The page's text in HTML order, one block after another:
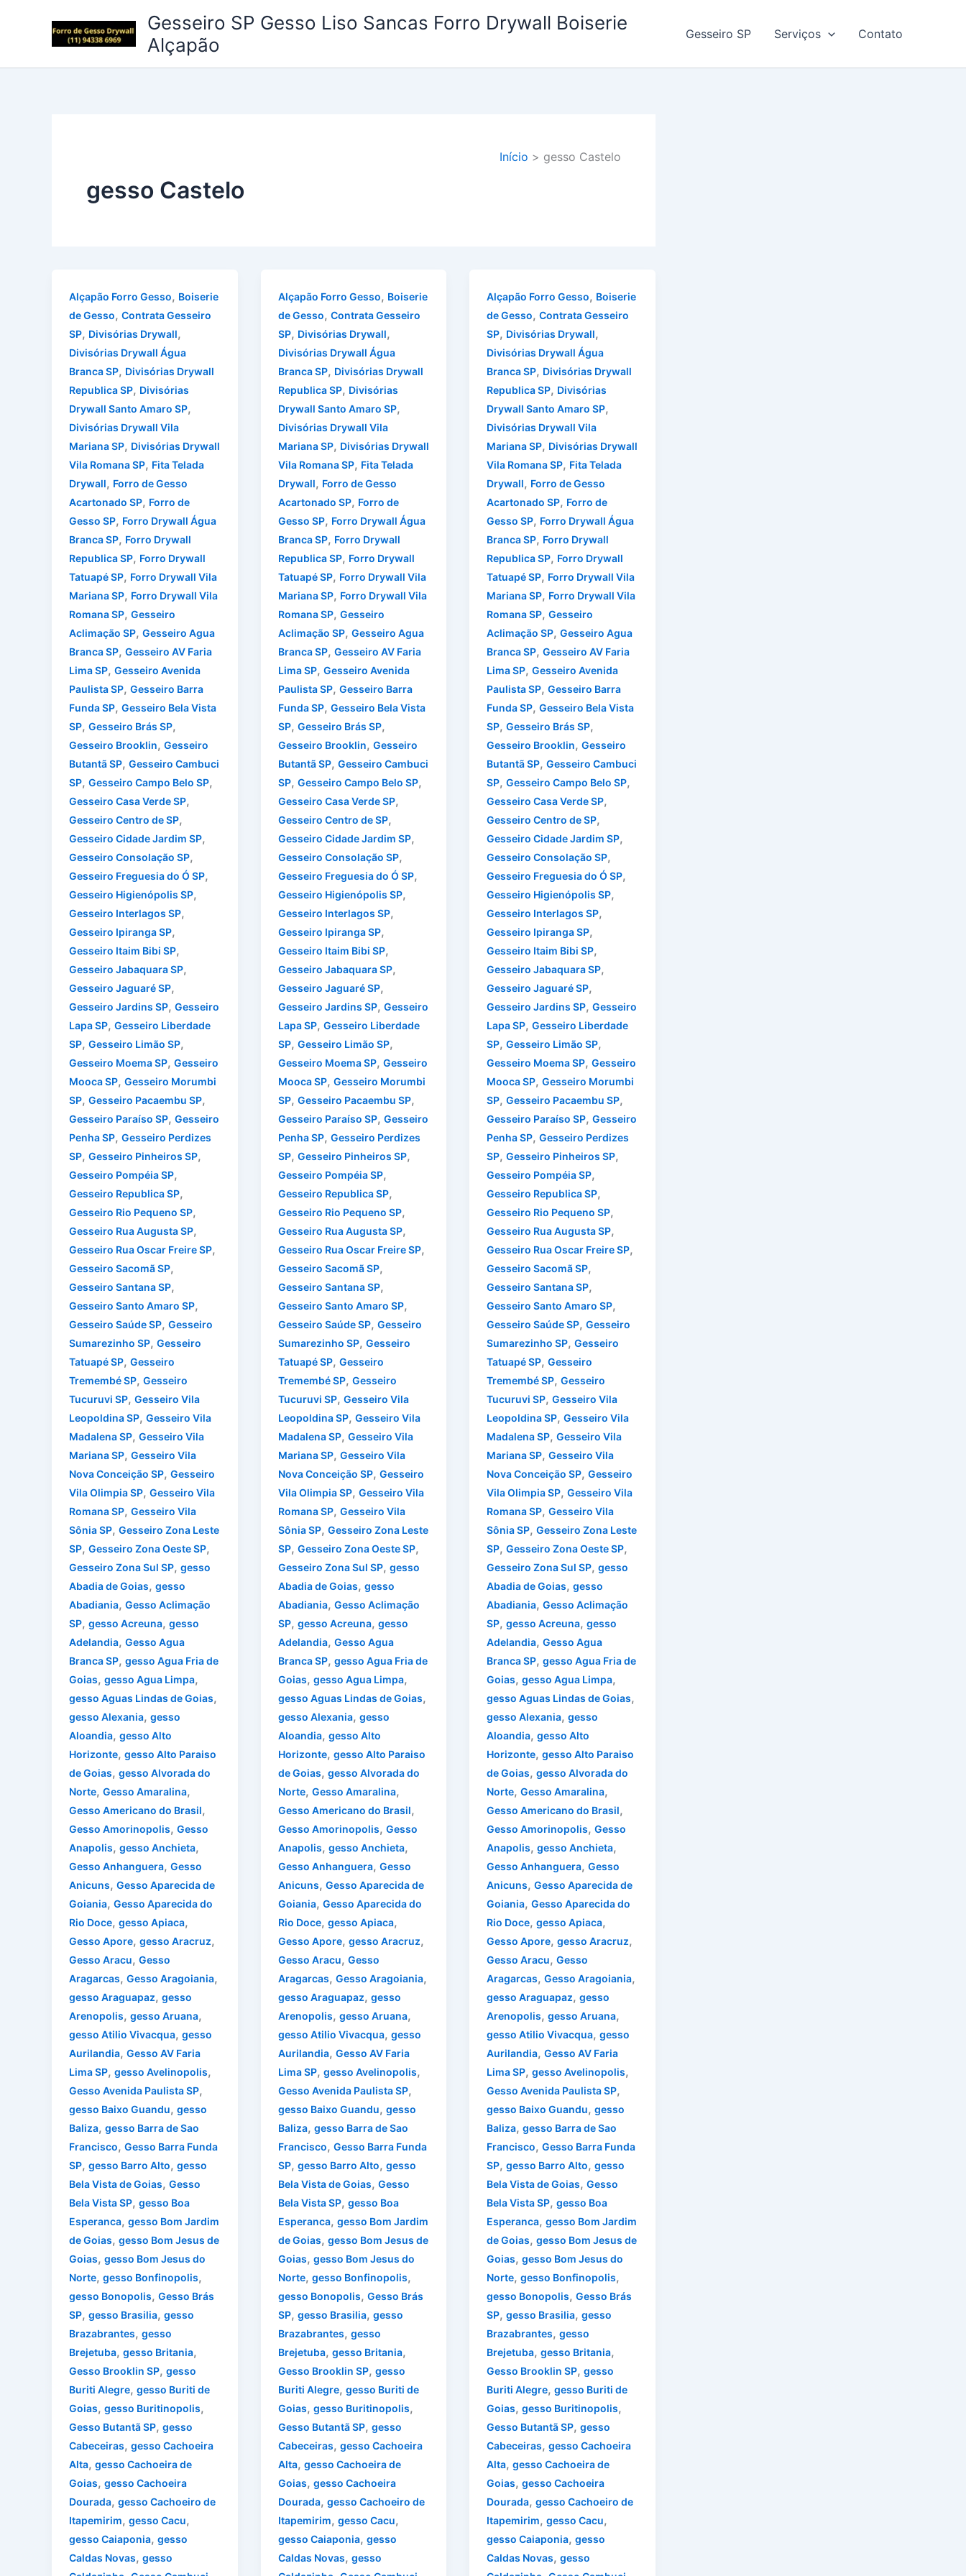
conteúdo
Gesseiro SP Gesso Liso Sancas Forro Drywall Boiserie
Alçapão
Gesseiro SP Serviços Contato
Início gesso Castelo
gesso Castelo
Alçapão Forro Gesso, Boiserie
de Gesso, Contrata Gesseiro
SP, Divisórias Drywall,
Divisórias Drywall Água
Branca SP, Divisórias Drywall
Republica SP, Divisórias
Drywall Santo Amaro SP,
Divisórias Drywall Vila
Mariana SP, Divisórias Drywall
Vila Romana SP, Fita Telada
Drywall, Forro de Gesso
Acartonado SP, Forro de
Gesso SP, Forro Drywall Água
Branca SP, Forro Drywall
Republica SP, Forro Drywall
Tatuapé SP, Forro Drywall Vila
Mariana SP, Forro Drywall Vila
Romana SP, Gesseiro
Aclimação SP, Gesseiro Agua
Branca SP, Gesseiro AV Faria
Lima SP, Gesseiro Avenida
Paulista SP, Gesseiro Barra
Funda SP, Gesseiro Bela Vista
SP, Gesseiro Brás SP,
Gesseiro Brooklin, Gesseiro
Butantã SP, Gesseiro Cambuci
SP, Gesseiro Campo Belo SP,
Gesseiro Casa Verde SP,
Gesseiro Centro de SP,
Gesseiro Cidade Jardim SP,
Gesseiro Consolação SP,
Gesseiro Freguesia do Ó SP,
Gesseiro Higienópolis SP,
Gesseiro Interlagos SP,
Gesseiro Ipiranga SP,
Gesseiro Itaim Bibi SP,
Gesseiro Jabaquara SP,
Gesseiro Jaguaré SP,
Gesseiro Jardins SP, Gesseiro
Lapa SP, Gesseiro Liberdade
SP, Gesseiro Limão SP,
Gesseiro Moema SP, Gesseiro
Mooca SP, Gesseiro Morumbi
SP, Gesseiro Pacaembu SP,
Gesseiro Paraíso SP, Gesseiro
Penha SP, Gesseiro Perdizes
SP, Gesseiro Pinheiros SP,
Gesseiro Pompéia SP,
Gesseiro Republica SP,
Gesseiro Rio Pequeno SP,
Gesseiro Rua Augusta SP,
Gesseiro Rua Oscar Freire SP,
Gesseiro Sacomã SP,
Gesseiro Santana SP,
Gesseiro Santo Amaro SP,
Gesseiro Saúde SP, Gesseiro
Sumarezinho SP, Gesseiro
Tatuapé SP, Gesseiro
Tremembé SP, Gesseiro
Tucuruvi SP, Gesseiro Vila
Leopoldina SP, Gesseiro Vila
Madalena SP, Gesseiro Vila
Mariana SP, Gesseiro Vila
Nova Conceição SP, Gesseiro
Vila Olimpia SP, Gesseiro Vila
Romana SP, Gesseiro Vila
Sônia SP, Gesseiro Zona Leste
SP, Gesseiro Zona Oeste SP,
Gesseiro Zona Sul SP, gesso
Abadia de Goias, gesso
Abadiania, Gesso Aclimação
SP, gesso Acreuna, gesso
Adelandia, Gesso Agua
Branca SP, gesso Agua Fria de
Goias, gesso Agua Limpa,
gesso Aguas Lindas de Goias,
gesso Alexania, gesso
Aloandia, gesso Alto
Horizonte, gesso Alto Paraiso
de Goias, gesso Alvorada do
Norte, Gesso Amaralina,
Gesso Americano do Brasil,
Gesso Amorinopolis, Gesso
Anapolis, gesso Anchieta,
Gesso Anhanguera, Gesso
Anicuns, Gesso Aparecida de
Goiania, Gesso Aparecida do
Rio Doce, gesso Apiaca,
Gesso Apore, gesso Aracruz,
Gesso Aracu, Gesso
Aragarcas, Gesso Aragoiania,
gesso Araguapaz, gesso
Arenopolis, gesso Aruana,
gesso Atilio Vivacqua, gesso
Aurilandia, Gesso AV Faria
Lima SP, gesso Avelinopolis,
Gesso Avenida Paulista SP,
gesso Baixo Guandu, gesso
Baliza, gesso Barra de Sao
Francisco, Gesso Barra Funda
SP, gesso Barro Alto, gesso
Bela Vista de Goias, Gesso
Bela Vista SP, gesso Boa
Esperanca, gesso Bom Jardim
de Goias, gesso Bom Jesus de
Goias, gesso Bom Jesus do
Norte, gesso Bonfinopolis,
gesso Bonopolis, Gesso Brás
SP, gesso Brasilia, gesso
Brazabrantes, gesso
Brejetuba, gesso Britania,
Gesso Brooklin SP, gesso
Buriti Alegre, gesso Buriti de
Goias, gesso Buritinopolis,
Gesso Butantã SP, gesso
Cabeceiras, gesso Cachoeira
Alta, gesso Cachoeira de
Goias, gesso Cachoeira
Dourada, gesso Cachoeiro de
Itapemirim, gesso Cacu,
gesso Caiaponia, gesso
Caldas Novas, gesso
Alçapão Forro Gesso, Boiserie
de Gesso, Contrata Gesseiro
SP, Divisórias Drywall,
Divisórias Drywall Água
Branca SP, Divisórias Drywall
Republica SP, Divisórias
Drywall Santo Amaro SP,
Divisórias Drywall Vila
Mariana SP, Divisórias Drywall
Vila Romana SP, Fita Telada
Drywall, Forro de Gesso
Acartonado SP, Forro de
Gesso SP, Forro Drywall Água
Branca SP, Forro Drywall
Republica SP, Forro Drywall
Tatuapé SP, Forro Drywall Vila
Mariana SP, Forro Drywall Vila
Romana SP, Gesseiro
Aclimação SP, Gesseiro Agua
Branca SP, Gesseiro AV Faria
Lima SP, Gesseiro Avenida
Paulista SP, Gesseiro Barra
Funda SP, Gesseiro Bela Vista
SP, Gesseiro Brás SP,
Gesseiro Brooklin, Gesseiro
Butantã SP, Gesseiro Cambuci
SP, Gesseiro Campo Belo SP,
Gesseiro Casa Verde SP,
Gesseiro Centro de SP,
Gesseiro Cidade Jardim SP,
Gesseiro Consolação SP,
Gesseiro Freguesia do Ó SP,
Gesseiro Higienópolis SP,
Gesseiro Interlagos SP,
Gesseiro Ipiranga SP,
Gesseiro Itaim Bibi SP,
Gesseiro Jabaquara SP,
Gesseiro Jaguaré SP,
Gesseiro Jardins SP, Gesseiro
Lapa SP, Gesseiro Liberdade
SP, Gesseiro Limão SP,
Gesseiro Moema SP, Gesseiro
Mooca SP, Gesseiro Morumbi
SP, Gesseiro Pacaembu SP,
Gesseiro Paraíso SP, Gesseiro
Penha SP, Gesseiro Perdizes
SP, Gesseiro Pinheiros SP,
Gesseiro Pompéia SP,
Gesseiro Republica SP,
Gesseiro Rio Pequeno SP,
Gesseiro Rua Augusta SP,
Gesseiro Rua Oscar Freire SP,
Gesseiro Sacomã SP,
Gesseiro Santana SP,
Gesseiro Santo Amaro SP,
Gesseiro Saúde SP, Gesseiro
Sumarezinho SP, Gesseiro
Tatuapé SP, Gesseiro
Tremembé SP, Gesseiro
Tucuruvi SP, Gesseiro Vila
Leopoldina SP, Gesseiro Vila
Madalena SP, Gesseiro Vila
Mariana SP, Gesseiro Vila
Nova Conceição SP, Gesseiro
Vila Olimpia SP, Gesseiro Vila
Romana SP, Gesseiro Vila
Sônia SP, Gesseiro Zona Leste
SP, Gesseiro Zona Oeste SP,
Gesseiro Zona Sul SP, gesso
Abadia de Goias, gesso
Abadiania, Gesso Aclimação
SP, gesso Acreuna, gesso
Adelandia, Gesso Agua
Branca SP, gesso Agua Fria de
Goias, gesso Agua Limpa,
gesso Aguas Lindas de Goias,
gesso Alexania, gesso
Aloandia, gesso Alto
Horizonte, gesso Alto Paraiso
de Goias, gesso Alvorada do
Norte, Gesso Amaralina,
Gesso Americano do Brasil,
Gesso Amorinopolis, Gesso
Anapolis, gesso Anchieta,
Gesso Anhanguera, Gesso
Anicuns, Gesso Aparecida de
Goiania, Gesso Aparecida do
Rio Doce, gesso Apiaca,
Gesso Apore, gesso Aracruz,
Gesso Aracu, Gesso
Aragarcas, Gesso Aragoiania,
gesso Araguapaz, gesso
Arenopolis, gesso Aruana,
gesso Atilio Vivacqua, gesso
Aurilandia, Gesso AV Faria
Lima SP, gesso Avelinopolis,
Gesso Avenida Paulista SP,
gesso Baixo Guandu, gesso
Baliza, gesso Barra de Sao
Francisco, Gesso Barra Funda
SP, gesso Barro Alto, gesso
Bela Vista de Goias, Gesso
Bela Vista SP, gesso Boa
Esperanca, gesso Bom Jardim
de Goias, gesso Bom Jesus de
Goias, gesso Bom Jesus do
Norte, gesso Bonfinopolis,
gesso Bonopolis, Gesso Brás
SP, gesso Brasilia, gesso
Brazabrantes, gesso
Brejetuba, gesso Britania,
Gesso Brooklin SP, gesso
Buriti Alegre, gesso Buriti de
Goias, gesso Buritinopolis,
Gesso Butantã SP, gesso
Cabeceiras, gesso Cachoeira
Alta, gesso Cachoeira de
Goias, gesso Cachoeira
Dourada, gesso Cachoeiro de
Itapemirim, gesso Cacu,
gesso Caiaponia, gesso
Caldas Novas, gesso
Alçapão Forro Gesso, Boiserie
de Gesso,Contrata Gesseiro
SP, Divisórias Drywall,
Divisórias Drywall Água
Branca SP, Divisórias Drywall
Republica SP, Divisórias
Drywall Santo Amaro SP,
Divisórias Drywall Vila
Mariana SP, Divisórias Drywall
Vila Romana SP, Fita Telada
Drywall, Forro de Gesso
Acartonado SP, Forro de
Gesso SP, Forro Drywall Água
Branca SP, Forro Drywall
Republica SP, Forro Drywall
Tatuapé SP, Forro Drywall Vila
Mariana SP, Forro Drywall Vila
Romana SP,Gesseiro
Aclimação SP,Gesseiro Agua
Branca SP,Gesseiro AV Faria
Lima SP,Gesseiro Avenida
Paulista SP,Gesseiro Barra
Funda SP,Gesseiro Bela Vista
SP,Gesseiro Brás SP,
Gesseiro Brooklin,Gesseiro
Butantã SP,Gesseiro Cambuci
SP,Gesseiro Campo Belo SP,
Gesseiro Casa Verde SP,
Gesseiro Centro de SP,
Gesseiro Cidade Jardim SP,
Gesseiro Consolação SP,
Gesseiro Freguesia do Ó SP,
Gesseiro Higienópolis SP,
Gesseiro Interlagos SP,
Gesseiro Ipiranga SP,
Gesseiro Itaim Bibi SP,
Gesseiro Jabaquara SP,
Gesseiro Jaguaré SP,
Gesseiro Jardins SP,Gesseiro
Lapa SP,Gesseiro Liberdade
SP,Gesseiro Limão SP,
Gesseiro Moema SP,Gesseiro
Mooca SP,Gesseiro Morumbi
SP,Gesseiro Pacaembu SP,
Gesseiro Paraíso SP,Gesseiro
Penha SP,Gesseiro Perdizes
SP,Gesseiro Pinheiros SP,
Gesseiro Pompéia SP,
Gesseiro Republica SP,
Gesseiro Rio Pequeno SP,
Gesseiro Rua Augusta SP,
Gesseiro Rua Oscar Freire SP,
Gesseiro Sacomã SP,
Gesseiro Santana SP,
Gesseiro Santo Amaro SP,
Gesseiro Saúde SP,Gesseiro
Sumarezinho SP,Gesseiro
Tatuapé SP,Gesseiro
Tremembé SP,Gesseiro
Tucuruvi SP,Gesseiro Vila
Leopoldina SP,Gesseiro Vila
Madalena SP,Gesseiro Vila
Mariana SP,Gesseiro Vila
Nova Conceição SP,Gesseiro
Vila Olimpia SP,Gesseiro Vila
Romana SP,Gesseiro Vila
Sônia SP,Gesseiro Zona Leste
SP,Gesseiro Zona Oeste SP,
Gesseiro Zona Sul SP,gesso
Abadia de Goias,gesso
Abadiania,Gesso Aclimação
SP,gesso Acreuna,gesso
Adelandia,Gesso Agua
Branca SP,gesso Agua Fria de
Goias,gesso Agua Limpa,
gesso Aguas Lindas de Goias,
gesso Alexania,gesso
Aloandia,gesso Alto
Horizonte,gesso Alto Paraiso
de Goias,gesso Alvorada do
Norte,Gesso Amaralina,
Gesso Americano do Brasil,
Gesso Amorinopolis,Gesso
Anapolis,gesso Anchieta,
Gesso Anhanguera,Gesso
Anicuns,Gesso Aparecida de
Goiania,Gesso Aparecida do
Rio Doce,gesso Apiaca,
Gesso Apore,gesso Aracruz,
Gesso Aracu,Gesso
Aragarcas,Gesso Aragoiania,
gesso Araguapaz,gesso
Arenopolis,gesso Aruana,
gesso Atilio Vivacqua,gesso
Aurilandia,Gesso AV Faria
Lima SP,gesso Avelinopolis,
Gesso Avenida Paulista SP,
gesso Baixo Guandu,gesso
Baliza,gesso Barra de Sao
Francisco,Gesso Barra Funda
SP,gesso Barro Alto,gesso
Bela Vista de Goias,Gesso
Bela Vista SP,gesso Boa
Esperanca,gesso Bom Jardim
de Goias,gesso Bom Jesus de
Goias,gesso Bom Jesus do
Norte,gesso Bonfinopolis,
gesso Bonopolis,Gesso Brás
SP,gesso Brasilia,gesso
Brazabrantes,gesso
Brejetuba,gesso Britania,
Gesso Brooklin SP,gesso
Buriti Alegre,gesso Buriti de
Goias,gesso Buritinopolis,
Gesso Butantã SP,gesso
Cabeceiras,gesso Cachoeira
Alta,gesso Cachoeira de
Goias,gesso Cachoeira
Dourada,gesso Cachoeiro de
Itapemirim,gesso Cacu,
gesso Caiaponia,gesso
Caldas Novas,gesso